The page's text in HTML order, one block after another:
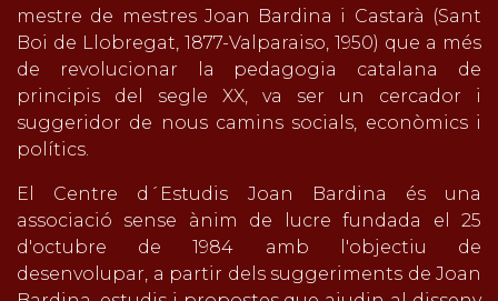
mestre de mestres Joan Bardina i Castarà (Sant
Boi de Llobregat, 1877-Valparaiso, 1950) que a més
de revolucionar la pedagogia catalana de
principis del segle XX, va ser un cercador i
suggeridor de nous camins socials, econòmics i
polítics.
El Centre d´Estudis Joan Bardina és una
associació sense ànim de lucre fundada el 25
d'octubre de 1984 amb l'objectiu de
desenvolupar, a partir dels suggeriments de Joan